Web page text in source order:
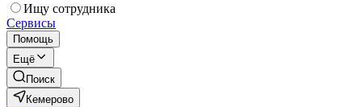
Ищу сотрудника
Сервисы
Помощь
Ещё
Поиск
Кемерово